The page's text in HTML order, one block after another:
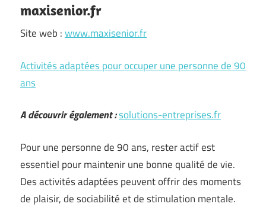
maxisenior.fr
Site web :www.maxisenior.fr
Activités adaptées pour occuper une personne de 90
ans
A découvrir également :solutions-entreprises.fr
Pour une personne de 90 ans, rester actif est
essentiel pour maintenir une bonne qualité de vie.
Des activités adaptées peuvent offrir des moments
de plaisir, de sociabilité et de stimulation mentale.